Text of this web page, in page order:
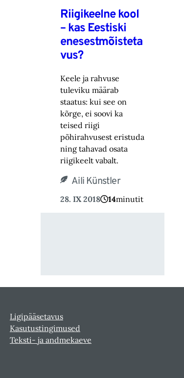
Riigikeelne kool
– kas Eestiski
enesestmõisteta
vus?
Keele ja rahvuse
tuleviku määrab
staatus: kui see on
kõrge, ei soovi ka
teised riigi
põhirahvusest eristuda
ning tahavad osata
riigikeelt vabalt.
Aili Künstler
28. IX 2018 14minutit
Ligipääsetavus
Kasutustingimused
Teksti- ja andmekaeve